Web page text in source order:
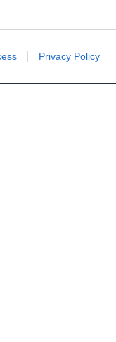
Privacy Policy